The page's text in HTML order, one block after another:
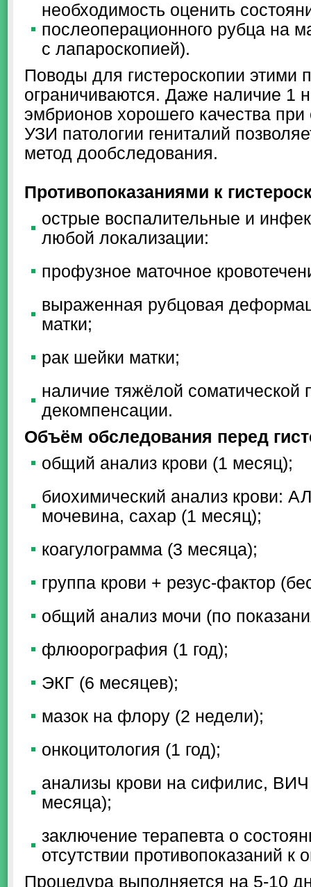
необходимость оценить
послеоперационного рубца на
с лапароскопией).
Поводы для гистероскопии этими
ограничиваются. Даже наличие 1
эмбрионов хорошего качества при
УЗИ патологии гениталий
метод дообследования.
Противопоказаниями к
острые воспалительные и
любой локализации:
профузное маточное
выраженная рубцовая
матки;
рак шейки матки;
наличие тяжёлой соматической
декомпенсации.
Объём обследования перед
общий анализ крови (1 месяц);
биохимический анализ крови:
мочевина, сахар (1 месяц);
коагулограмма (3 месяца);
группа крови + резус-фактор
общий анализ мочи (по
флюорография (1 год);
ЭКГ (6 месяцев);
мазок на флору (2 недели);
онкоцитология (1 год);
анализы крови на сифилис,
месяца);
заключение терапевта о
отсутствии противопоказаний
Процедура выполняется на 5-10